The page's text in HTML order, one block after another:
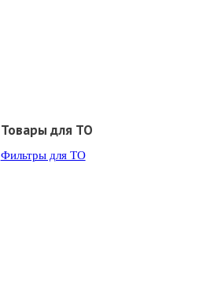
Товары для ТО
Фильтры для ТО